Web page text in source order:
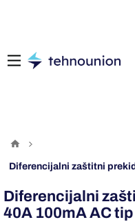
diferencijalni zaštitni
Diferencijalni
40A 100mA AC